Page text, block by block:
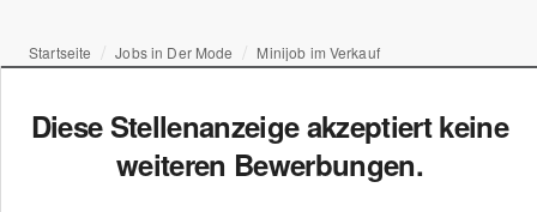
Startseite Jobs in Der Mode Minijob im Verkauf
Diese Stellenanzeige akzeptiert keine
weiteren Bewerbungen.